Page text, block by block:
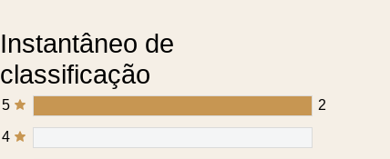
Instantâneo de
classificação
5 2
4